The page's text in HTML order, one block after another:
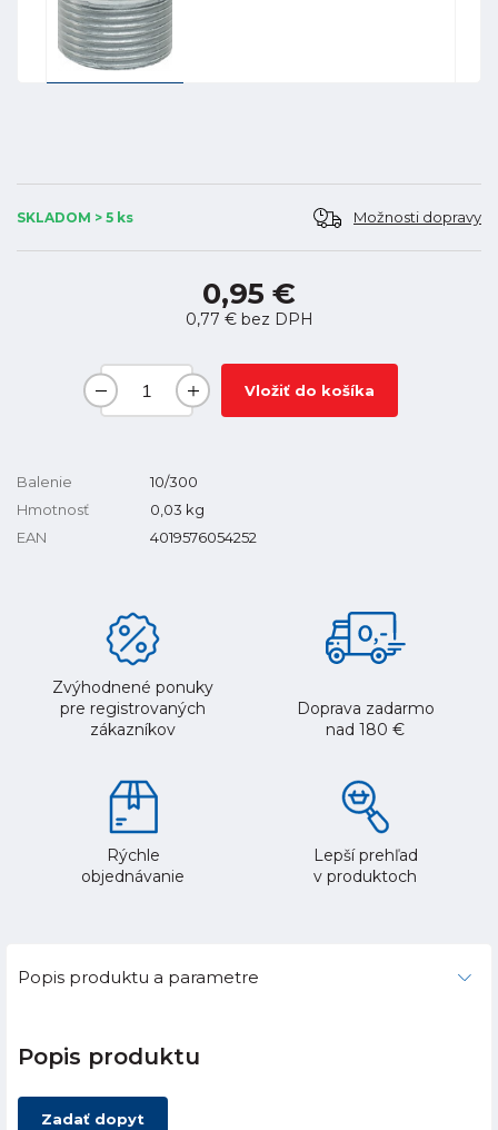
SKLADOM > 5 ks Možnosti dopravy
0,95 €
0,77 €bez DPH
Vložiť do košíka
Balenie
10/300
Hmotnosť
0,03 kg
EAN
4019576054252
Zvýhodnené ponuky
pre registrovaných
zákazníkov
Doprava zadarmo
nad 180 €
Rýchle
objednávanie
Lepší prehľad
v produktoch
Popis produktu a parametre
Popis produktu
Zadať dopyt